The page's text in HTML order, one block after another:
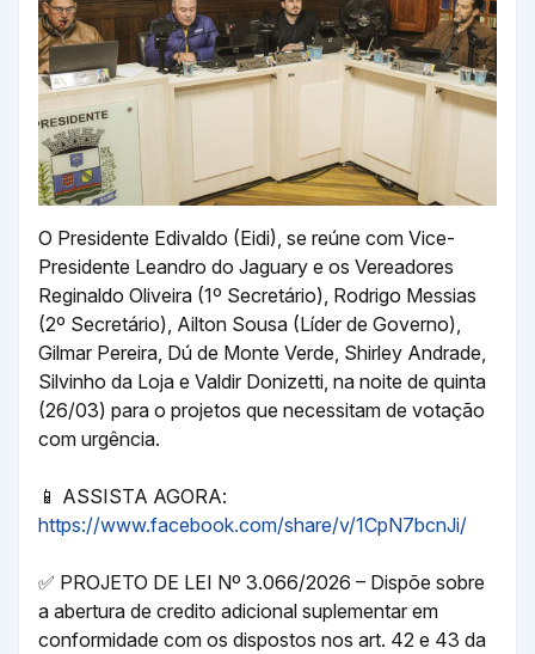
O Presidente Edivaldo (Eidi), se reúne com Vice-
Presidente Leandro do Jaguary e os Vereadores
Reginaldo Oliveira (1º Secretário), Rodrigo Messias
(2º Secretário), Ailton Sousa (Líder de Governo),
Gilmar Pereira, Dú de Monte Verde, Shirley Andrade,
Silvinho da Loja e Valdir Donizetti, na noite de quinta
(26/03) para o projetos que necessitam de votação
com urgência.
📱 ASSISTA AGORA:
https://www.facebook.com/share/v/1CpN7bcnJi/
✅ PROJETO DE LEI Nº 3.066/2026 – Dispõe sobre
a abertura de credito adicional suplementar em
conformidade com os dispostos nos art. 42 e 43 da